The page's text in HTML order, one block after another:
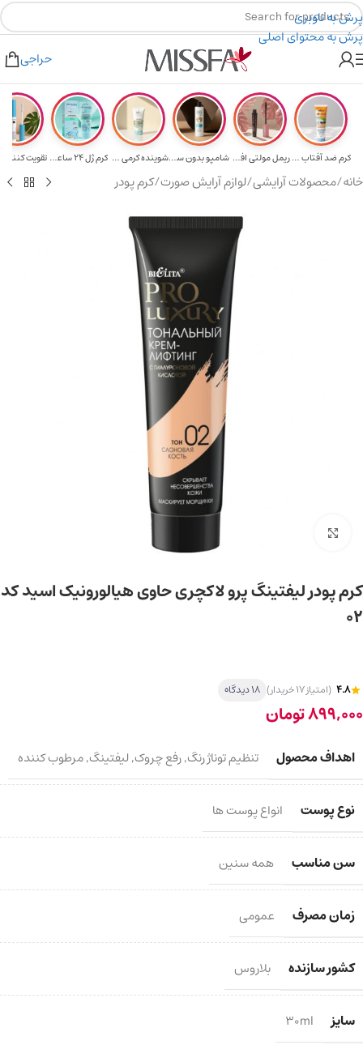
پرش به ناوبری
پرش به محتوای اصلی
۲٪ تخفیف روی سبد خرید برای روش کارت به کارت
برای خرید های بالای ۵ میلیون تومن
حراجی
کرم ضد آفتاب حا... ریمل مولتی افکت... شامپو بدون سولف... شوینده کرمی صور... کرم ژل ۲۴ ساعته... تقویت‌ کننده
خانه/محصولات آرایشی/لوازم آرایش صورت/کرم پودر
برای بزرگ‌نمایی کلیک کنید
کرم پودر لیفتینگ پرو لاکچری حاوی هیالورونیک اسید کد
02
4.8 (امتیاز 17 خریدار) 18 دیدگاه
899,000تومان
اهداف محصول تنظیم توناژ رنگ,رفع چروک,لیفتینگ,مرطوب کننده
نوع پوست انواع پوست ها
سن مناسب همه سنین
زمان مصرف عمومی
کشور سازنده بلاروس
سایز 30ml